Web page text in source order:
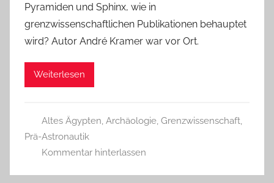
Pyramiden und Sphinx, wie in
grenzwissenschaftlichen Publikationen behauptet
wird? Autor André Kramer war vor Ort.
Weiterlesen
Altes Ägypten Archäologie, Grenzwissenschaft,
Prä-Astronautik
Kommentar hinterlassen